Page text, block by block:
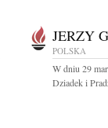
JERZY
POLSKA
W dniu 29
Dziadek i